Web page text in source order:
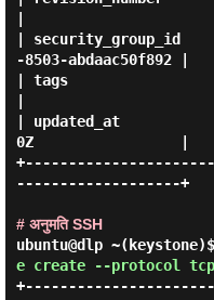
| security_group_id
-8503-abdaac50f892 |
| tags
| updated_at
0Z                 |
-------------------+
# अनुमति SSH
ubuntu@dlp ~(keystone)$
e create --protocol